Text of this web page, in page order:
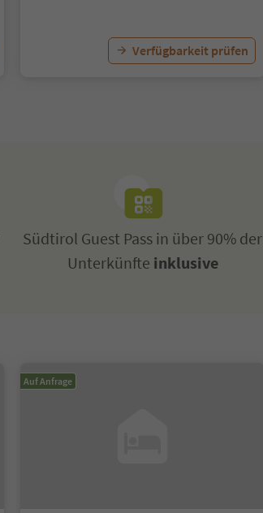
Verfügbarkeit prüfen
Südtirol Guest Pass in über 90% der
Unterkünfte inklusive
Auf Anfrage